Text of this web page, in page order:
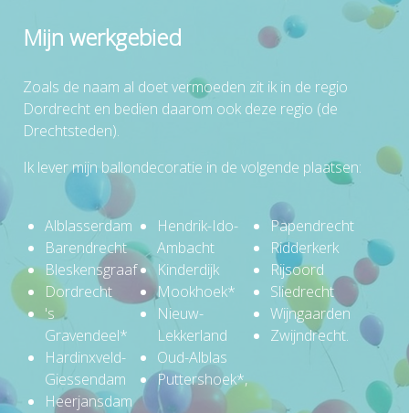
Mijn werkgebied
Zoals de naam al doet vermoeden zit ik in de regio
Dordrecht en bedien daarom ook deze regio (de
Drechtsteden).
Ik lever mijn ballondecoratie in de volgende plaatsen:
Alblasserdam
Barendrecht
Bleskensgraaf
Dordrecht
's
Gravendeel*
Hardinxveld-
Giessendam
Heerjansdam
Hendrik-Ido-
Ambacht
Kinderdijk
Mookhoek*
Nieuw-
Lekkerland
Oud-Alblas
Puttershoek*,
Papendrecht
Ridderkerk
Rijsoord
Sliedrecht
Wijngaarden
Zwijndrecht.